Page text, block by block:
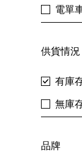
電單
供貨情況
有庫
無庫
品牌